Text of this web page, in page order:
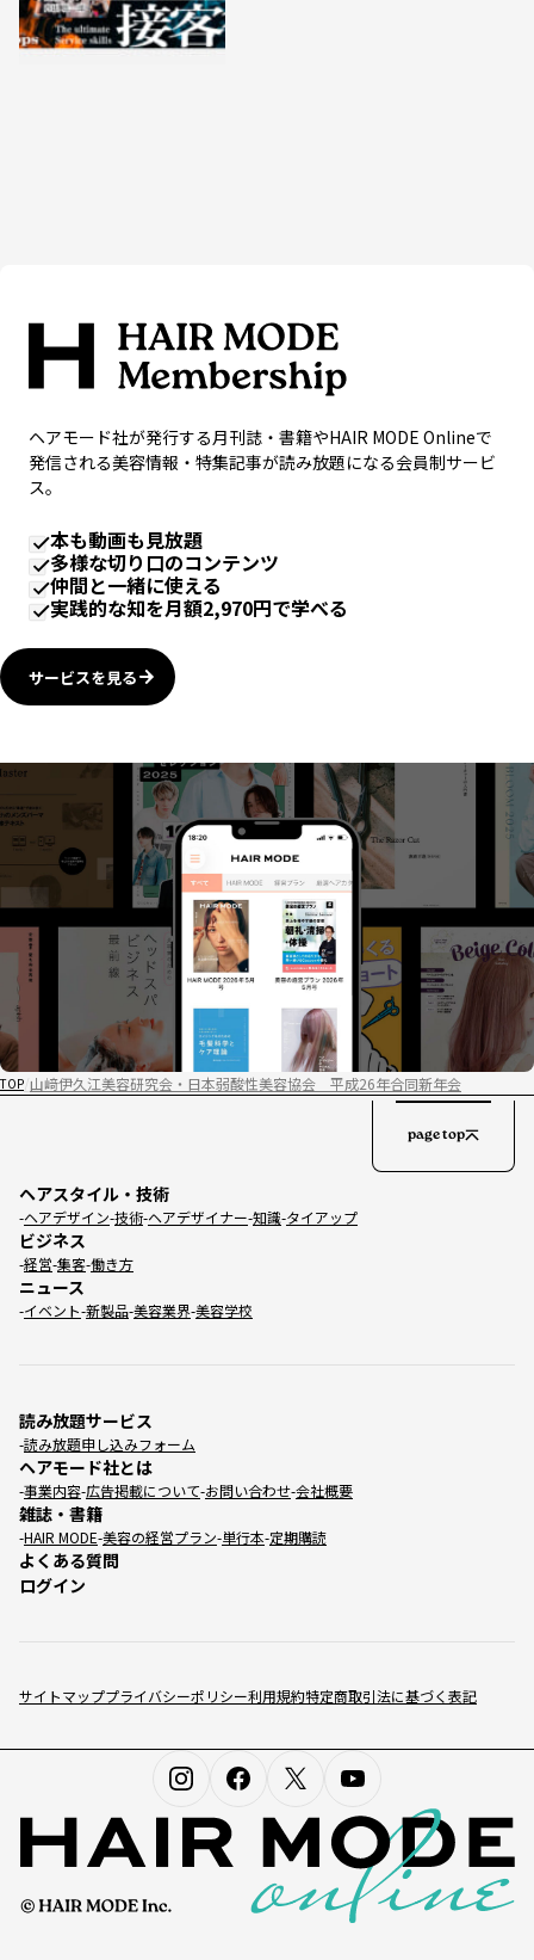
ヘアモード社が発行する月刊誌・書籍やHAIR MODE Onlineで
発信される美容情報・特集記事が読み放題になる会員制サービ
ス。
本も動画も見放題
多様な切り口のコンテンツ
仲間と一緒に使える
実践的な知を月額2,970円で学べる
サービスを見る
TOP 山﨑伊久江美容研究会・日本弱酸性美容協会 平成26年合同新年会
サイトマッププライバシーポリシー利用規約特定商取引法に基づく表記
ヘアスタイル・技術
ヘアデザイン 技術 ヘアデザイナー 知識 タイアップ
ビジネス
経営 集客 働き方
ニュース
イベント 新製品 美容業界 美容学校
読み放題サービス
読み放題申し込みフォーム
ヘアモード社とは
事業内容 広告掲載について お問い合わせ 会社概要
雑誌・書籍
HAIR MODE 美容の経営プラン 単行本 定期購読
よくある質問
ログイン
page top